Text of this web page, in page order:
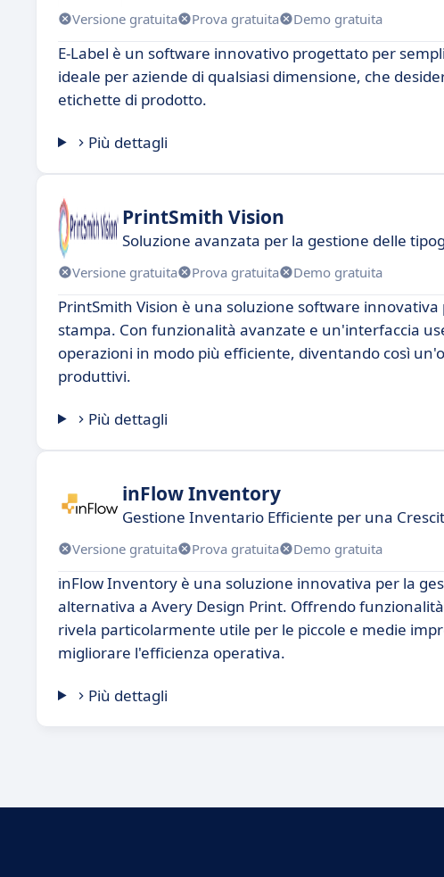
Versione gratuita Prova gratuita Demo gratuita
E-Label è un software innovativo progettato per
ideale per aziende di qualsiasi dimensione, che
etichette di prodotto.
Più dettagli
PrintSmith Vision
Soluzione avanzata per la gestione delle
Versione gratuita Prova gratuita Demo gratuita
PrintSmith Vision è una soluzione software
stampa. Con funzionalità avanzate e un'interfaccia
operazioni in modo più efficiente, diventando così
produttivi.
Più dettagli
inFlow Inventory
Gestione Inventario Efficiente per una
Versione gratuita Prova gratuita Demo gratuita
inFlow Inventory è una soluzione innovativa per la
alternativa a Avery Design Print. Offrendo
rivela particolarmente utile per le piccole e medie
migliorare l'efficienza operativa.
Più dettagli